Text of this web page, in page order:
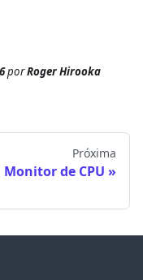
porRoger Hirooka
Próxima
Monitor de CPU